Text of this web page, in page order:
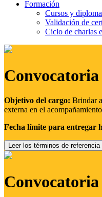
Formación
Cursos y
Validación de
Ciclo de charlas
Objetivo del cargo: Brindar
externa en el
Fecha límite para entregar
Leer los términos de referencia